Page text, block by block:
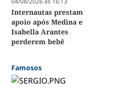
Internautas prestam
apoio após Medina e
Isabella Arantes
perderem bebê
Famosos